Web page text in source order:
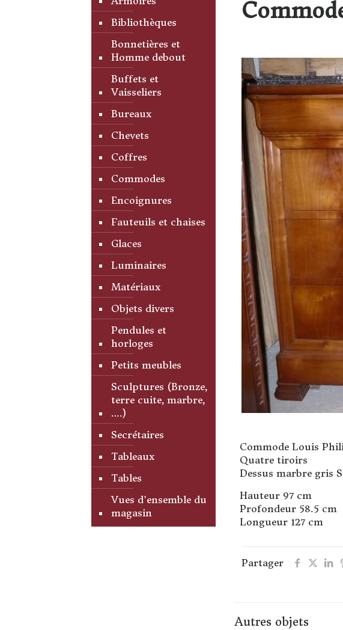
Commode Louis
Quatre tiroirs
Dessus marbre gris
Hauteur 97 cm
Profondeur 58.5 cm
Longueur 127 cm
Partager
Autres objets
Bibliothèques
Bonnetières et
Homme debout
Buffets et
Vaisseliers
Bureaux
Chevets
Coffres
Commodes
Encoignures
Fauteuils et chaises
Glaces
Luminaires
Matériaux
Objets divers
Pendules et
horloges
Petits meubles
Sculptures (Bronze,
terre cuite, marbre,
….)
Secrétaires
Tableaux
Tables
Vues d'ensemble du
magasin